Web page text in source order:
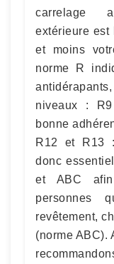
carrelage
extérieure
et moins
norme R
niveaux :
bonne
R12 et R13
donc
et ABC
personnes
revêtement,
(norme ABC).